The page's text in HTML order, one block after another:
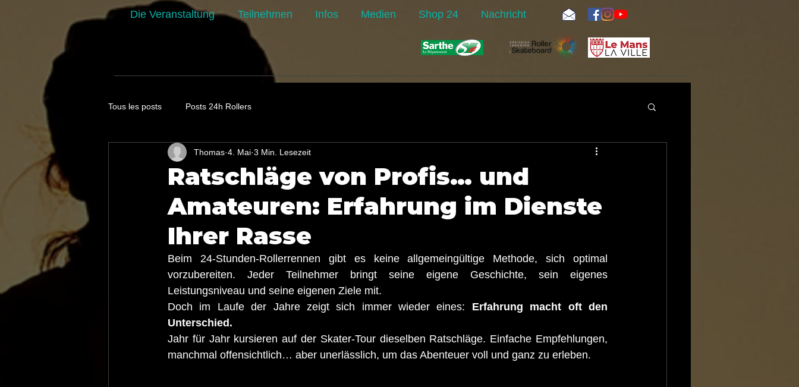
Die Veranstaltung Teilnehmen Infos Medien Shop 24 Nachricht
Tous les posts Posts 24h Rollers
Ratschläge von Profis… und
Amateuren: Erfahrung im Dienste
Ihrer Rasse
Thomas 4. Mai 3 Min. Lesezeit
Beim 24-Stunden-Rollerrennen gibt es keine allgemeingültige Methode, sich optimal
vorzubereiten. Jeder Teilnehmer bringt seine eigene Geschichte, sein eigenes
Leistungsniveau und seine eigenen Ziele mit.
Doch im Laufe der Jahre zeigt sich immer wieder eines: Erfahrung macht oft den
Unterschied.
Jahr für Jahr kursieren auf der Skater-Tour dieselben Ratschläge. Einfache Empfehlungen,
manchmal offensichtlich… aber unerlässlich, um das Abenteuer voll und ganz zu erleben.